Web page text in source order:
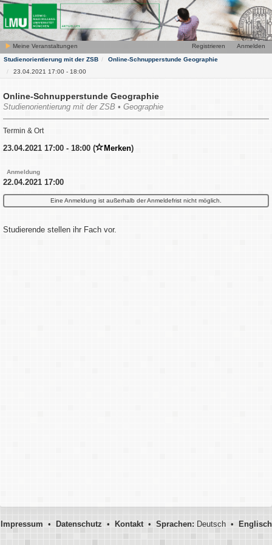
Meine Veranstaltungen Anmelden
Registrieren
Studienorientierung mit der ZSB
Online-Schnupperstunde Geographie
23.04.2021 17:00 - 18:00
Online-Schnupperstunde Geographie
Studienorientierung mit der ZSB • Geographie
Termin & Ort
23.04.2021 17:00 - 18:00 ( Merken)
Anmeldung
22.04.2021 17:00
Eine Anmeldung ist außerhalb der Anmeldefrist nicht möglich.
Studierende stellen ihr Fach vor.
Impressum • Datenschutz • Kontakt• Sprachen:Deutsch • Englisch